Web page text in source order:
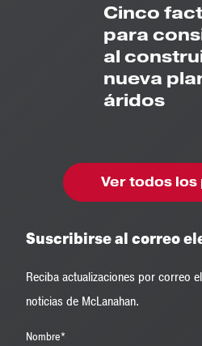
Cinco
para
al
nueva
áridos
Ver todos
Suscribirse al correo
Reciba actualizaciones por correo
noticias de McLanahan.
Nombre*